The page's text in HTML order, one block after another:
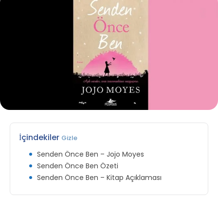
İçindekiler Gizle
Senden Önce Ben – Jojo Moyes
Senden Önce Ben Özeti
Senden Önce Ben – Kitap Açıklaması